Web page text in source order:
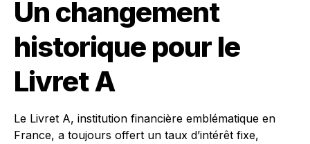
Un changement
historique pour le
Livret A
Le Livret A, institution financière emblématique en
France, a toujours offert un taux d’intérêt fixe,